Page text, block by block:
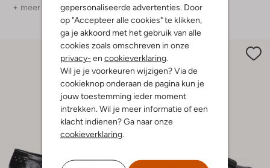
gepersonaliseerde advertenties. Door
op "Accepteer alle cookies" te klikken,
ga je akkoord met het gebruik van alle
cookies zoals omschreven in onze
privacy- en cookieverklaring.
Wil je je voorkeuren wijzigen? Via de
cookieknop onderaan de pagina kun je
jouw toestemming ieder moment
intrekken. Wil je meer informatie of een
klacht indienen? Ga naar onze
cookieverklaring.
+ meer kleuren + meer kleuren